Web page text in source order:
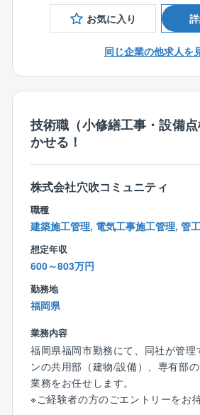
■長期修繕計画表作成：修繕工事の
するための修繕計画を作成します。
■設備点検の確認：関係業者による
※夜間、休日出勤は基本少なめです
場合は振替休日を取得いただきます。
【同ポジションで働く魅力】
■ご経験を活かして働き方改善可能！
年間休日129日、所定労働時間7.5時
間、フレックス制度導入等、プライ
がら業務に取り組むことができる環
で長期的就業が可能です！
■安定基盤で安心して就業可能！
業界トップの管理物件数を誇る大京
オリックスグループ
【事業基盤】
株式会社大京のグループ会社であ
（サーパスマンション）の管理を中
持管理業を全国で展開しており、
■建築士・建築施工管理技士・管工
気主任技術者などの資格をお持ちの
お気に入り
同じ企業の他求人を
技術職（小修繕工事・設備
かせる！
株式会社穴吹コミュニティ
職種
建築施工管理, 電気工事施工管理, 管
想定年収
600～803万円
勤務地
福岡県
業務内容
福岡県福岡市勤務にて、同社が管理
ンの共用部（建物/設備）、専有部
業務をお任せします。
※ご経験者の方のごエントリーをお